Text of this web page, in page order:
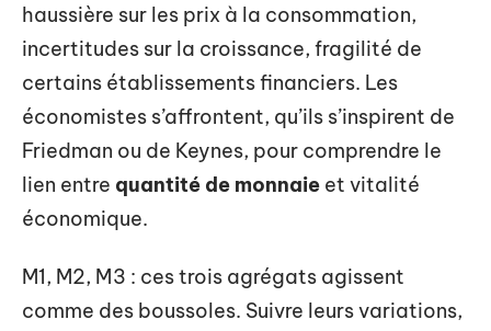
haussière sur les prix à la consommation,
incertitudes sur la croissance, fragilité de
certains établissements financiers. Les
économistes s’affrontent, qu’ils s’inspirent de
Friedman ou de Keynes, pour comprendre le
lien entre quantité de monnaie et vitalité
économique.
M1, M2, M3 : ces trois agrégats agissent
comme des boussoles. Suivre leurs variations,